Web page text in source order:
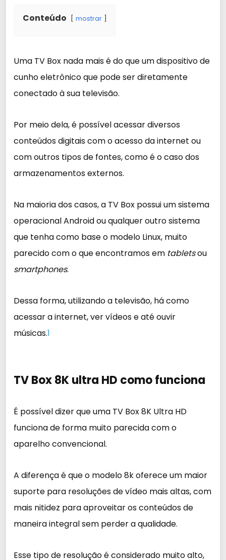
Conteúdo mostrar
Uma TV Box nada mais é do que um dispositivo de
cunho eletrônico que pode ser diretamente
conectado à sua televisão.
Por meio dela, é possível acessar diversos
conteúdos digitais com o acesso da internet ou
com outros tipos de fontes, como é o caso dos
armazenamentos externos.
Na maioria dos casos, a TV Box possui um sistema
operacional Android ou qualquer outro sistema
que tenha como base o modelo Linux, muito
parecido com o que encontramos em tabletsou
smartphones.
Dessa forma, utilizando a televisão, há como
acessar a internet, ver vídeos e até ouvir
músicas.1
TV Box 8K ultra HD como funciona
É possível dizer que uma TV Box 8K Ultra HD
funciona de forma muito parecida com o
aparelho convencional.
A diferença é que o modelo 8k oferece um maior
suporte para resoluções de vídeo mais altas, com
mais nitidez para aproveitar os conteúdos de
maneira integral sem perder a qualidade.
Esse tipo de resolução é considerado muito alto,